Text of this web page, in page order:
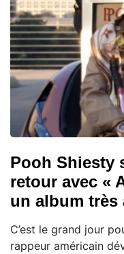
Pooh Shiesty
retour avec «
un album très
C’est le grand jour
rappeur américain